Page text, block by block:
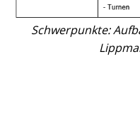
Schwerpunkte: